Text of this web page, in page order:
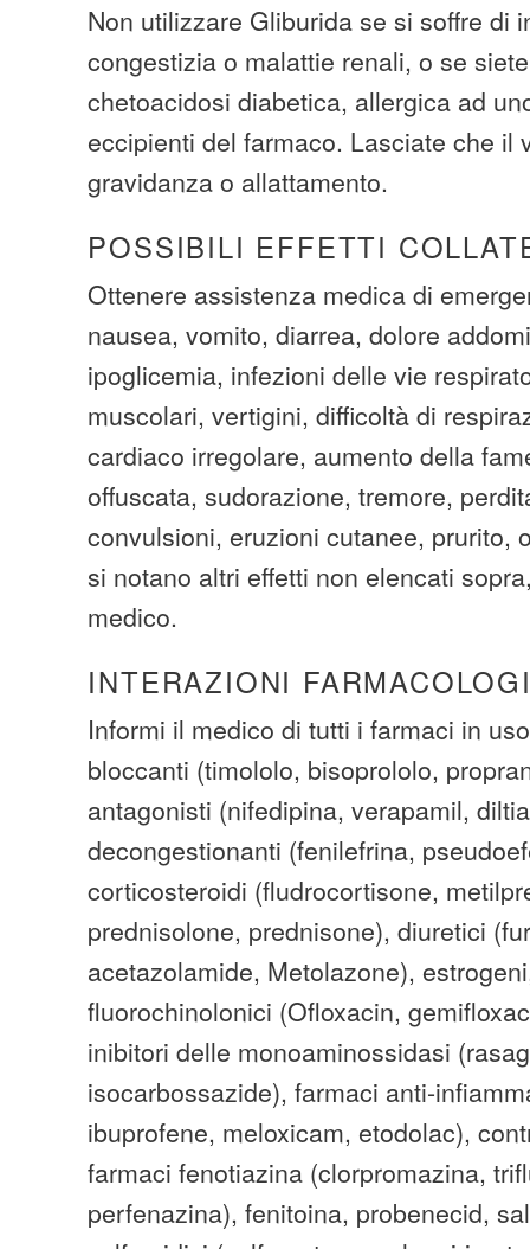
Non utilizzare Gliburida se si soffre di
congestizia o malattie renali, o se
chetoacidosi diabetica, allergica ad
eccipienti del farmaco. Lasciate che il
gravidanza o allattamento.
POSSIBILI EFFETTI
Ottenere assistenza medica di
nausea, vomito, diarrea, dolore
ipoglicemia, infezioni delle vie
muscolari, vertigini, difficoltà di
cardiaco irregolare, aumento della
offuscata, sudorazione, tremore,
convulsioni, eruzioni cutanee, prurito,
si notano altri effetti non elencati
medico.
INTERAZIONI
Informi il medico di tutti i farmaci in
bloccanti (timololo, bisoprololo,
antagonisti (nifedipina, verapamil,
decongestionanti (fenilefrina,
corticosteroidi (fludrocortisone,
prednisolone, prednisone), diuretici
acetazolamide, Metolazone),
fluorochinolonici (Ofloxacin,
inibitori delle monoaminossidasi
isocarbossazide), farmaci anti-
ibuprofene, meloxicam, etodolac),
farmaci fenotiazina (clorpromazina,
perfenazina), fenitoina, probenecid,